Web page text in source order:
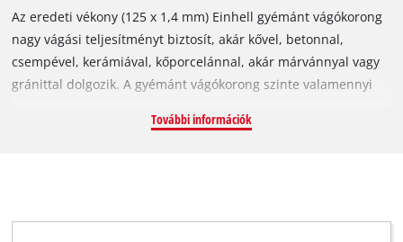
Az eredeti vékony (125 x 1,4 mm) Einhell gyémánt vágókorong
nagy vágási teljesítményt biztosít, akár kővel, betonnal,
csempével, kerámiával, kőporcelánnal, akár márvánnyal vagy
gránittal dolgozik. A gyémánt vágókorong szinte valamennyi
korongot speciálisan akkumulátoros sarokcsiszolókhoz
További információk